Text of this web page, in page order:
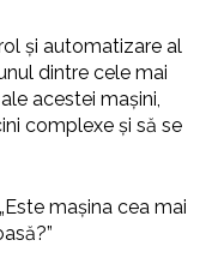
și automatizare al
dintre cele mai
acestei mașini,
complexe și să se
mașina cea mai